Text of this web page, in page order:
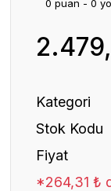
0 puan - 0
Kategori
Stok Kodu
Fiyat
*264,31 ₺